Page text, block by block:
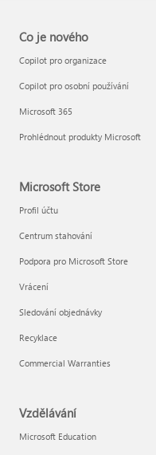
Co je nového
Copilot pro organizace
Copilot pro osobní používání
Microsoft 365
Prohlédnout produkty Microsoft
Microsoft Store
Profil účtu
Centrum stahování
Podpora pro Microsoft Store
Vrácení
Sledování objednávky
Recyklace
Commercial Warranties
Vzdělávání
Microsoft Education